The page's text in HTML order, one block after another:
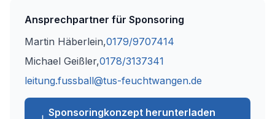
Ansprechpartner für Sponsoring
Martin Häberlein,0179/9707414
Michael Geißler,0178/3137341
leitung.fussball@tus-feuchtwangen.de
Sponsoringkonzept herunterladen